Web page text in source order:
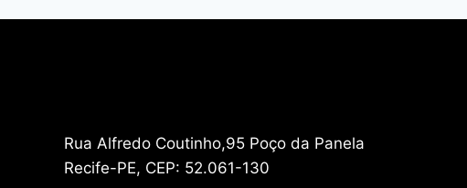
Rua Alfredo Coutinho,95 Poço da Panela
Recife-PE, CEP: 52.061-130